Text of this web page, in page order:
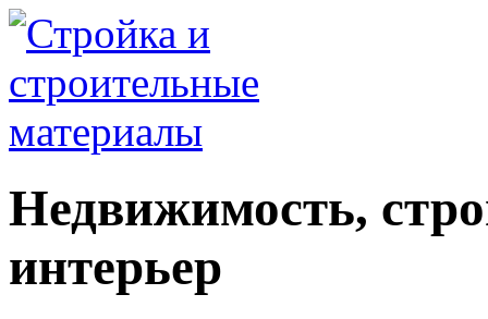
Недвижимость,
интерьер